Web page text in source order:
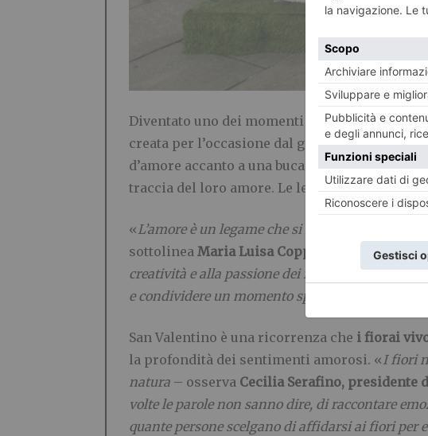
Diventato uno dei momenti piùinstagrammati
creata per l’occasione dal giardiniereRodolfo
d’amore accanto a una buca delle lettere.
traccia del loro amore. Le lettere più belle
«L’amore è un legame che si intreccia, cresce
sottolinea Maria Luisa Coppa, presidente di
creatività e alla passione dei fiorai torinesi,
e condividere un momento speciale
San Valentino è una ricorrenza che i fiorai
la profondità dei sentimenti amorosi. «I fiori
natura – osserva Cecilia Serafino, presidente
volte le parole non sanno dire, di raccontare
quante persone scelgano di affidarsi ai fiori per